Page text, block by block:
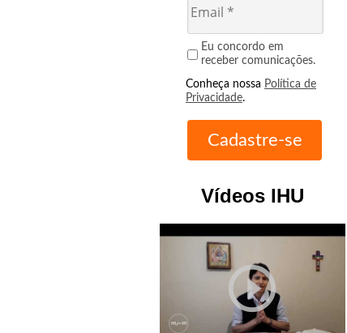
Eu concordo em
receber comunicações.
Conheça nossa Política de
Privacidade.
Vídeos IHU
play_circle_outline